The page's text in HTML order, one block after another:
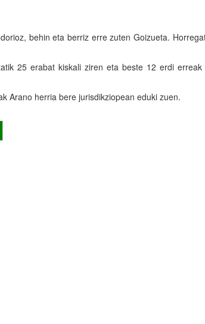
behin eta berriz erre zuten Goizueta.
25 erabat kiskali ziren eta beste 12 erdi
Arano herria bere jurisdikziopean eduki zuen.